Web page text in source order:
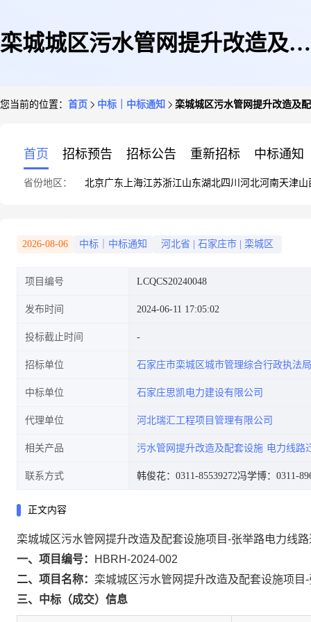
栾城城区污水管网提升改造及配
您当前的位置： 首页 中标｜中标通知 栾城城区污水管网提升改造及
首页 招标预告 招标公告 重新招标 中标通知
省份地区： 北京广东 上海江苏浙江山东湖北四川 河北河南天津山
2026-08-06 中标｜中标通知 河北省 石家庄市 栾城区
项目编号 LCQCS20240048
发布时间 2024-06-11 17:05:02
投标截止时间
招标单位 石家庄市栾城区城市管理综合行政执法局
中标单位 石家庄思凯电力建设有限公司
代理单位 河北瑞汇工程项目管理有限公司
相关产品 污水管网提升改造及配套设施 电力线路
联系方式 韩俊花：0311-85539272冯学博：0311-
正文内容
栾城城区污水管网提升改造及配套设施项目-张举路电力线
一、项目编号：
HBRH-2024-002
二、项目名称： 栾城城区污水管网提升改造及配套设施项目
三、中标（成交）信息